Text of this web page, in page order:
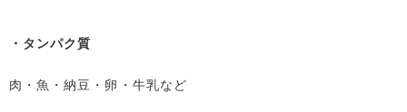
・タンパク質
肉・魚・納豆・卵・牛乳など